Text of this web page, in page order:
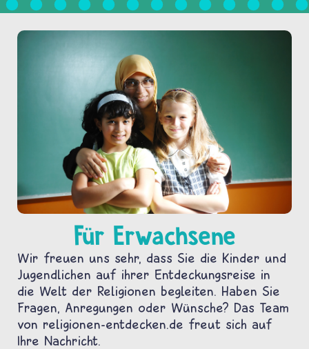
Für Erwachsene
Wir freuen uns sehr, dass Sie die Kinder und
Jugendlichen auf ihrer Entdeckungsreise in
die Welt der Religionen begleiten. Haben Sie
Fragen, Anregungen oder Wünsche? Das Team
von religionen-entdecken.de freut sich auf
Ihre Nachricht.